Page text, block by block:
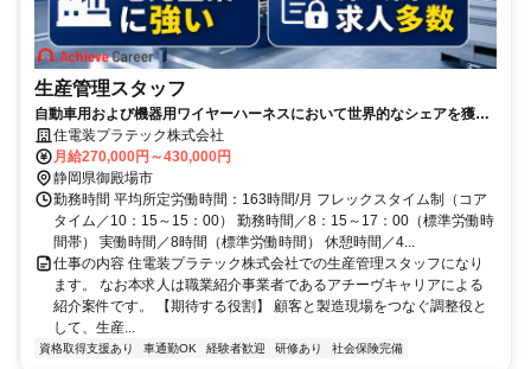
生産管理スタッフ
自動車用および機器用ワイヤーハーネスにおいて世界的なシェアを獲得
している大手企業グループです /自社勤務の仕事/研修制度が充実/資格取
得支援が充実/退職金制度あり/車通勤可/第二新卒可/経験者歓迎/40歳以上
活躍中/メーカー企業
住電装プラテック株式会社
月給270,000円～430,000円
静岡県御殿場市
勤務時間 平均所定労働時間：163時間/月 フレックスタイム制（コア
タイム／10：15～15：00） 勤務時間／8：15～17：00（標準労働時
間帯） 実働時間／8時間（標準労働時間） 休憩時間／4...
仕事の内容 住電装プラテック株式会社での生産管理スタッフになり
ます。 なお本求人は職業紹介事業者であるアチーヴキャリアによる
紹介案件です。 【期待する役割】 顧客と製造現場をつなぐ調整役と
して、生産...
資格取得支援あり 車通勤OK 経験者歓迎 研修あり 社会保険完備